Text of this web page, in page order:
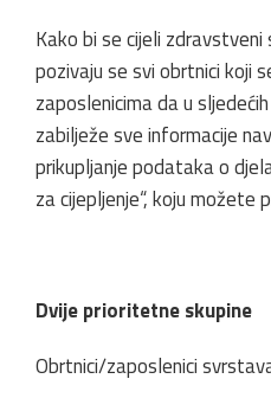
Kako bi se cijeli
pozivaju se svi obrtnici koji
zaposlenicima da u
zabilježe sve informacije
prikupljanje podataka o
za cijepljenje“, koju možete
Dvije prioritetne skupine
Obrtnici/zaposlenici